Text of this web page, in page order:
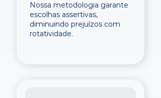
Nossa metodologia garante
escolhas assertivas,
diminuindo prejuízos com
rotatividade.